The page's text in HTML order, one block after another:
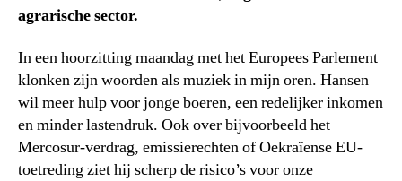
agrarische sector.
In een hoorzitting maandag met het Europees Parlement
klonken zijn woorden als muziek in mijn oren. Hansen
wil meer hulp voor jonge boeren, een redelijker inkomen
en minder lastendruk. Ook over bijvoorbeeld het
Mercosur-verdrag, emissierechten of Oekraïense EU-
toetreding ziet hij scherp de risico’s voor onze